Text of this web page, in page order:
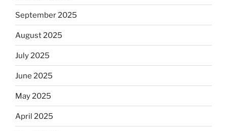
September 2025
August 2025
July 2025
June 2025
May 2025
April 2025